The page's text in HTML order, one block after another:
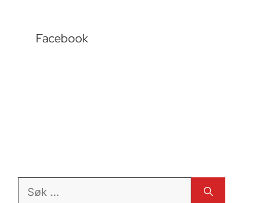
Facebook
Søk